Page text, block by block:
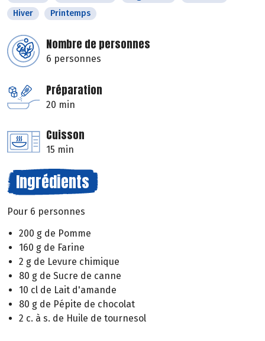
Hiver
Printemps
Nombre de personnes
6 personnes
Préparation
20 min
Cuisson
15 min
Ingrédients
Pour 6 personnes
200 g de Pomme
160 g de Farine
2 g de Levure chimique
80 g de Sucre de canne
10 cl de Lait d'amande
80 g de Pépite de chocolat
2 c. à s. de Huile de tournesol